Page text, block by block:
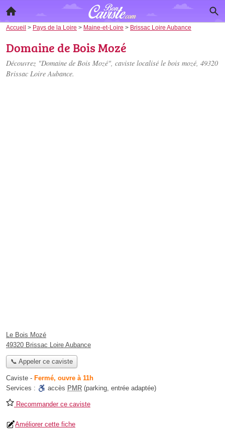
Accueil > Pays de la Loire > Maine-et-Loire > Brissac Loire Aubance
Domaine de Bois Mozé
Découvrez "Domaine de Bois Mozé", caviste localisé le bois mozé, 49320
Brissac Loire Aubance.
Le Bois Mozé
49320 Brissac Loire Aubance
📞 Appeler ce caviste
Caviste - Fermé, ouvre à 11h
Services :
accès PMR (parking, entrée adaptée)
Recommander ce caviste
Améliorer cette fiche